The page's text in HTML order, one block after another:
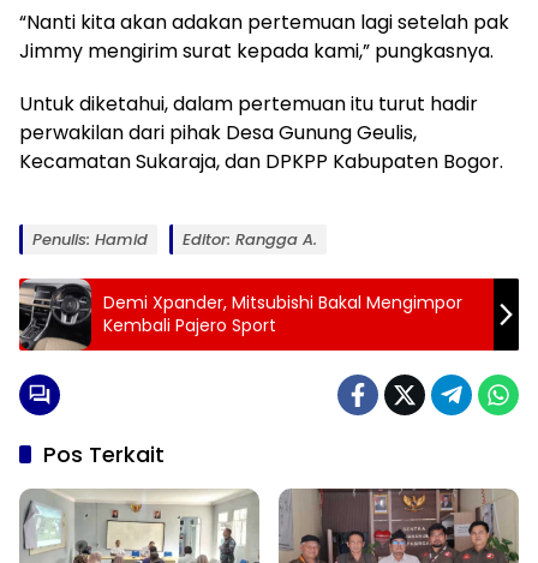
“Nanti kita akan adakan pertemuan lagi setelah pak
Jimmy mengirim surat kepada kami,” pungkasnya.
Untuk diketahui, dalam pertemuan itu turut hadir
perwakilan dari pihak Desa Gunung Geulis,
Kecamatan Sukaraja, dan DPKPP Kabupaten Bogor.
Penulis: Hamid Editor: Rangga A.
Demi Xpander, Mitsubishi Bakal Mengimpor
Kembali Pajero Sport
Pos Terkait